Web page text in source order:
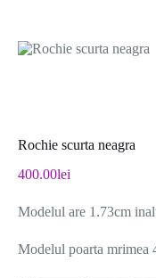
Rochie scurta neagra
400.00lei
Modelul are 1.73cm
Modelul poarta mrimea